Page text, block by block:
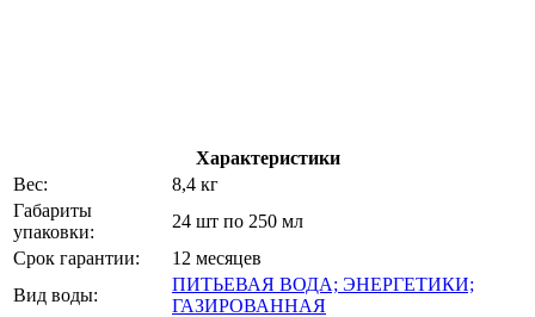
Характеристики
Вес:
8,4 кг
Габариты
упаковки:
24 шт по 250 мл
Срок гарантии:
12 месяцев
Вид воды:
ПИТЬЕВАЯ ВОДА; ЭНЕРГЕТИКИ;
ГАЗИРОВАННАЯ